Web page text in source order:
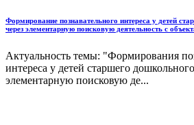
Формирование познавательного интереса у детей
через элементарную поисковую деятельность с
Актуальность темы: "Формирования
интереса у детей старшего
элементарную поисковую де...